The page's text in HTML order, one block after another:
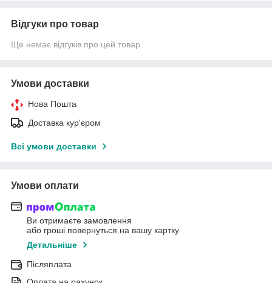
Відгуки про товар
Ще немає відгуків про цей товар
Умови доставки
Нова Пошта
Доставка кур'єром
Всі умови доставки
Умови оплати
Ви отримаєте замовлення
або гроші повернуться на вашу картку
Детальніше
Післяплата